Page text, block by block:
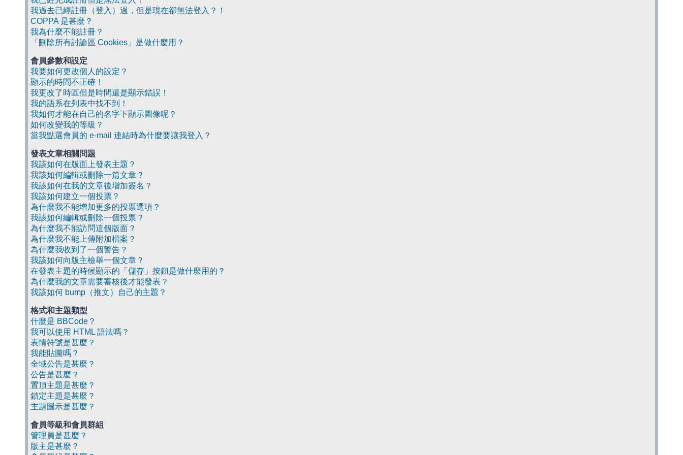
我過去已經註冊（登入）過，但是現在卻無法登入？！
COPPA 是甚麼？
我為什麼不能註冊？
「刪除所有討論區 Cookies」是做什麼用？
會員參數和設定
我要如何更改個人的設定？
顯示的時間不正確！
我更改了時區但是時間還是顯示錯誤！
我的語系在列表中找不到！
我如何才能在自己的名字下顯示圖像呢？
如何改變我的等級？
當我點選會員的 e-mail 連結時為什麼要讓我登入？
發表文章相關問題
我該如何在版面上發表主題？
我該如何編輯或刪除一篇文章？
我該如何在我的文章後增加簽名？
我該如何建立一個投票？
為什麼我不能增加更多的投票選項？
我該如何編輯或刪除一個投票？
為什麼我不能訪問這個版面？
為什麼我不能上傳附加檔案？
為什麼我收到了一個警告？
我該如何向版主檢舉一個文章？
在發表主題的時候顯示的「儲存」按鈕是做什麼用的？
為什麼我的文章需要審核後才能發表？
我該如何 bump（推文）自己的主題？
格式和主題類型
什麼是 BBCode？
我可以使用 HTML 語法嗎？
表情符號是甚麼？
我能貼圖嗎？
全域公告是甚麼？
公告是甚麼？
置頂主題是甚麼？
鎖定主題是甚麼？
主題圖示是甚麼？
會員等級和會員群組
管理員是甚麼？
版主是甚麼？